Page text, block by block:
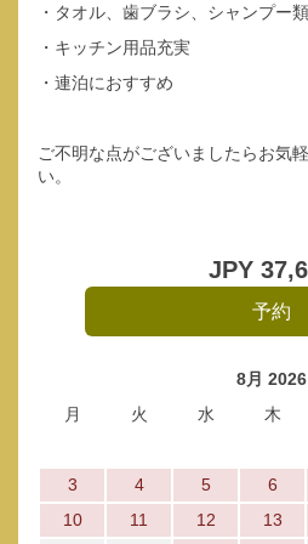
・タオル、歯ブラシ、シャンプー
・キッチン用品充実
・連泊におすすめ
ご不明な点がございましたらお気
い。
JPY
8月 2026
月
火 水 木
3
4 5 6
10
11 12 13